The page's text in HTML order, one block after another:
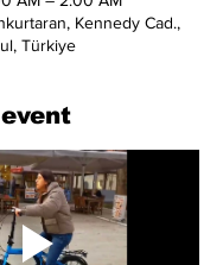
Kennedy Cad.,
Türkiye